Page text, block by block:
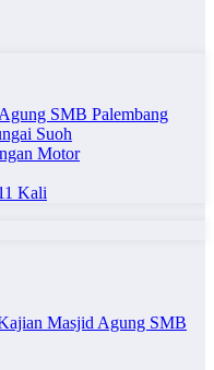
SMB Palembang
Suoh
Motor
Kali
Masjid Agung SMB